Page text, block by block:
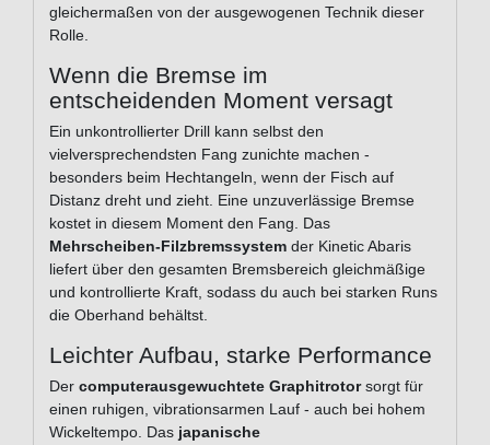
gleichermaßen von der ausgewogenen Technik dieser
Rolle.
Wenn die Bremse im
entscheidenden Moment versagt
Ein unkontrollierter Drill kann selbst den
vielversprechendsten Fang zunichte machen -
besonders beim Hechtangeln, wenn der Fisch auf
Distanz dreht und zieht. Eine unzuverlässige Bremse
kostet in diesem Moment den Fang. Das
Mehrscheiben-Filzbremssystem der Kinetic Abaris
liefert über den gesamten Bremsbereich gleichmäßige
und kontrollierte Kraft, sodass du auch bei starken Runs
die Oberhand behältst.
Leichter Aufbau, starke Performance
Der computerausgewuchtete Graphitrotorsorgt für
einen ruhigen, vibrationsarmen Lauf - auch bei hohem
Wickeltempo. Das japanische